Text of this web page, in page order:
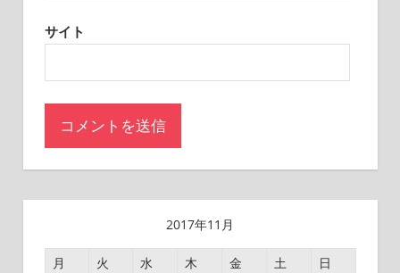
サイト
2017年11月
月 火 水 木 金 土 日